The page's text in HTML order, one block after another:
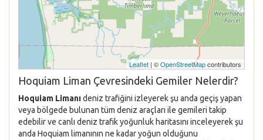
Leaflet | ©OpenStreetMapcontributors
Hoquiam Liman Çevresindeki Gemiler Nelerdir?
Hoquiam Limanıdeniz trafiğini izleyerek şu anda geçiş yapan
veya bölgede bulunan tüm deniz araçları ile gemileri takip
edebilir ve canlı deniz trafik yoğunluk haritasını inceleyerek şu
anda Hoquiam limanının ne kadar yoğun olduğunu